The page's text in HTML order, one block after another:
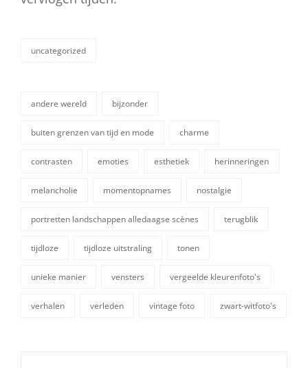
categorieën
uncategorized
andere wereld bijzonder
buiten grenzen van tijd en mode charme
contrasten emoties esthetiek herinneringen
melancholie momentopnames nostalgie
portretten landschappen alledaagse scènes terugblik
tijdloze tijdloze uitstraling tonen
unieke manier vensters vergeelde kleurenfoto's
verhalen verleden vintage foto zwart-witfoto's